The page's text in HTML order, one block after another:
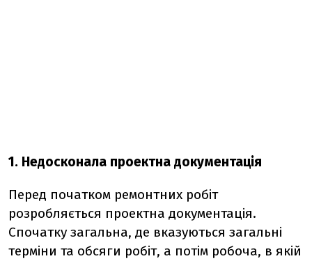
1. Недосконала проектна документація
Перед початком ремонтних робіт
розробляється проектна документація.
Спочатку загальна, де вказуються загальні
терміни та обсяги робіт, а потім робоча, в якій